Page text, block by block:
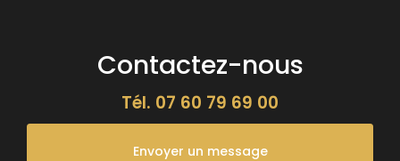
Contactez-nous
Tél. 07 60 79 69 00
Envoyer un message